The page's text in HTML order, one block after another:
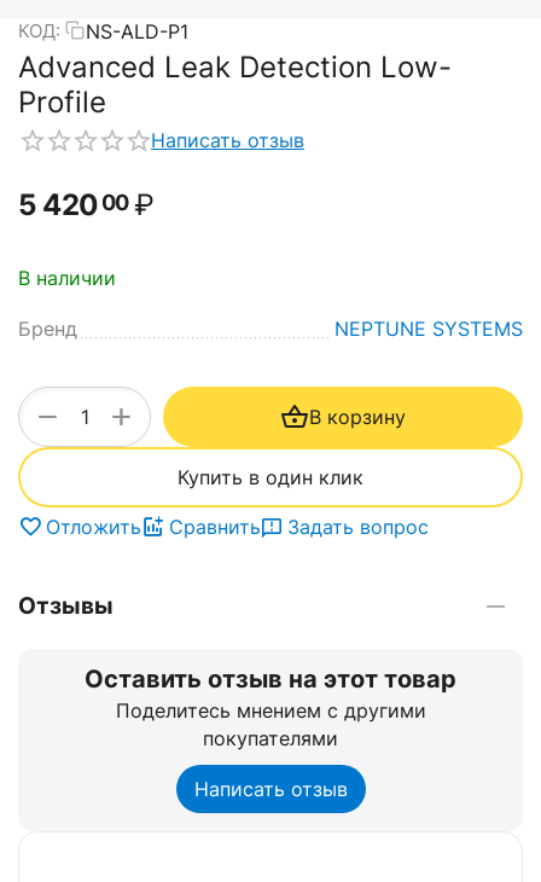
КОД: NS-ALD-P1
Advanced Leak Detection Low-
Profile
Написать отзыв
5 42000 ₽
В наличии
Бренд NEPTUNE SYSTEMS
+
− В корзину
Купить в один клик
Отложить Сравнить Задать вопрос
Отзывы
Оставить отзыв на этот товар
Поделитесь мнением с другими
покупателями
Написать отзыв